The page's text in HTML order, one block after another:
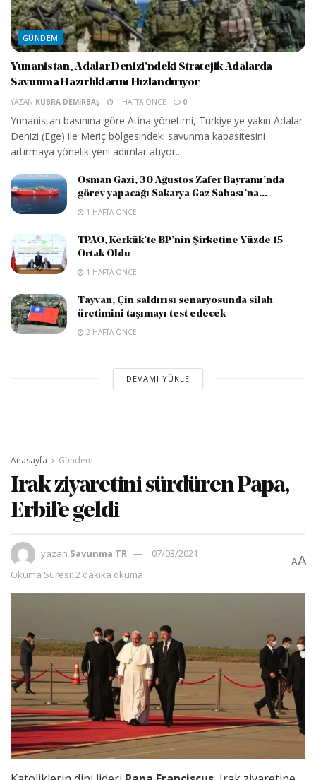
GÜNDEM
Yunanistan, Adalar Denizi’ndeki Stratejik Adalarda
Savunma Hazırlıklarını Hızlandırıyor
YAZAN KÜBRA DEMIRBAŞ 1 HAFTA ÖNCE 0
Yunanistan basınına göre Atina yönetimi, Türkiye'ye yakın Adalar
Denizi (Ege) ile Meriç bölgesindeki savunma kapasitesini
artırmaya yönelik yeni adımlar atıyor....
Osman Gazi, 30 Ağustos Zafer Bayramı’nda
görev yapacağı Sakarya Gaz Sahası’na...
1 HAFTA ÖNCE
TPAO, Kerkük’te BP’nin Şirketine Yüzde 15
Ortak Oldu
1 HAFTA ÖNCE
Tayvan, Çin saldırısı senaryosunda silah
üretimini taşımayı test edecek
2 HAFTA ÖNCE
DEVAMI YÜKLE
Anasayfa Gündem
Irak ziyaretini sürdüren Papa,
Erbil’e geldi
yazan Savunma TR
07/03/2021
Okuma Süresi: 2 dakika okuma
AA